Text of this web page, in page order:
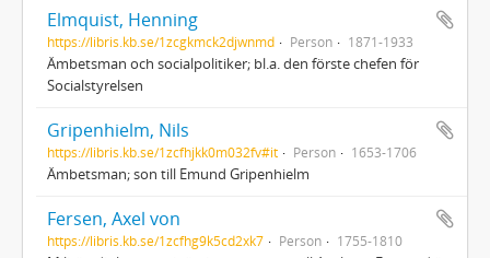
Elmquist, Henning
https://libris.kb.se/1zcgkmck2djwnmd Person 1871-1933
Ämbetsman och socialpolitiker; bl.a. den förste chefen för
Socialstyrelsen
Gripenhielm, Nils
https://libris.kb.se/1zcfhjkk0m032fv#it Person 1653-1706
Ämbetsman; son till Emund Gripenhielm
Fersen, Axel von
https://libris.kb.se/1zcfhg9k5cd2xk7 Person 1755-1810